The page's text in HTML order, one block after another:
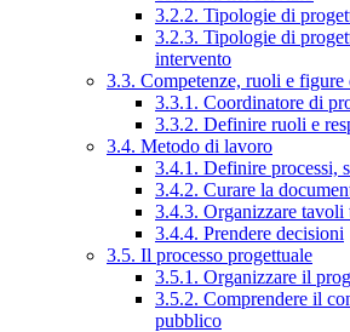
3.2.2. Tipologie di
3.2.3. Tipologie di
intervento
3.3. Competenze, ruoli e
3.3.1. Coordinatore di
3.3.2. Definire ruoli e
3.4. Metodo di lavoro
3.4.1. Definire processi,
3.4.2. Curare la
3.4.3. Organizzare
3.4.4. Prendere decisioni
3.5. Il processo progettuale
3.5.1. Organizzare il
3.5.2. Comprendere il
pubblico